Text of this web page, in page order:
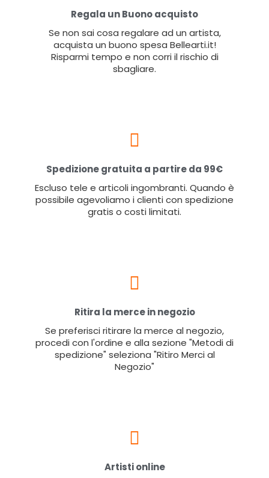
Regala un Buono acquisto
Se non sai cosa regalare ad un artista,
acquista un buono spesa Bellearti.it!
Risparmi tempo e non corri il rischio di
sbagliare.
Spedizione gratuita a partire da 99€
Escluso tele e articoli ingombranti. Quando è
possibile agevoliamo i clienti con spedizione
gratis o costi limitati.
Ritira la merce in negozio
Se preferisci ritirare la merce al negozio,
procedi con l'ordine e alla sezione "Metodi di
spedizione" seleziona "Ritiro Merci al
Negozio"
Artisti online